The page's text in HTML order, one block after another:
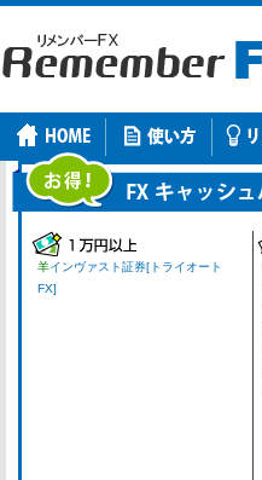
羊インヴァスト証券[トライオート
FX]